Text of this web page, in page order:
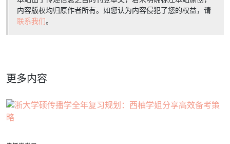
内容版权均归原作者所有。如您认为内容侵犯了您的权益，请
联系我们。
更多内容